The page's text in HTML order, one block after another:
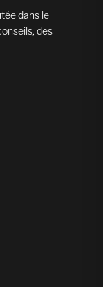
dans le
des